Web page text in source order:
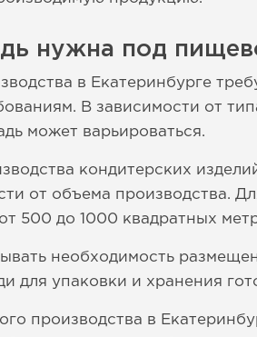
нужна под
в Екатеринбурге
В зависимости от
может варьироваться.
кондитерских
от объема производства.
500 до 1000 квадратных
необходимость
для упаковки и хранения
производства в